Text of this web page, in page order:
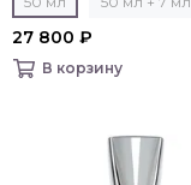
27 800 ₽
В корзину